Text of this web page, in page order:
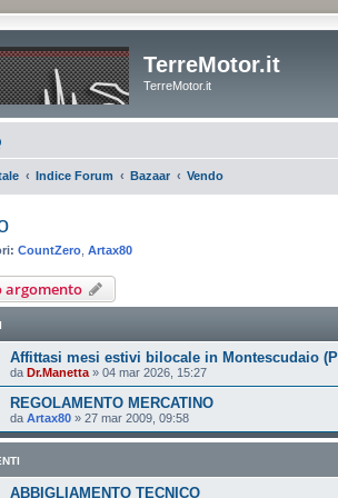
TerreMotor.it
TerreMotor.it
Indice Forum Bazaar Vendo
CountZero Artax80
argomento
Affittasi mesi estivi bilocale in Montescudaio
da Dr.Manetta » 04 mar 2026, 15:27
REGOLAMENTO MERCATINO
da Artax80 » 27 mar 2009, 09:58
ABBIGLIAMENTO TECNICO